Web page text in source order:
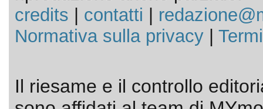
credits
contatti
Normativa sulla privacy|
Il riesame e il controllo